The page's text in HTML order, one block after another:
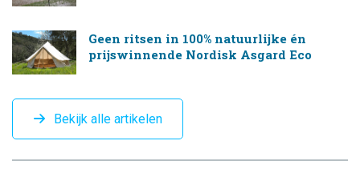
Geen ritsen in 100% natuurlijke én
prijswinnende Nordisk Asgard Eco
Bekijk alle artikelen